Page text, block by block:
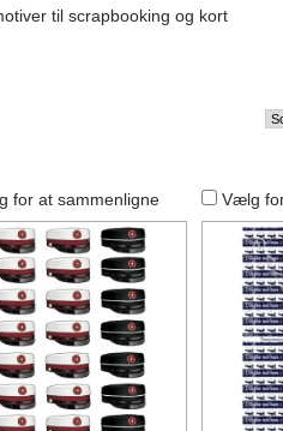
til scrapbooking og kort
for at sammenligne Vælg